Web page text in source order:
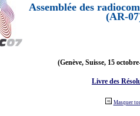
Assemblée des
(AR-
(Genève, Suisse, 15
Livre des
Masquer